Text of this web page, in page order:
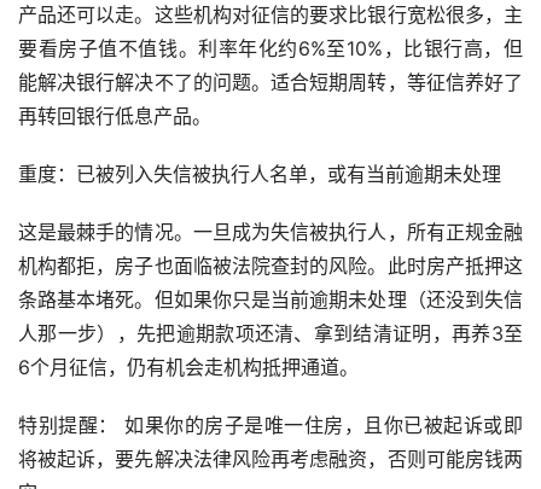
产品还可以走。这些机构对征信的要求比银行宽松很多，主
要看房子值不值钱。利率年化约6%至10%，比银行高，但
能解决银行解决不了的问题。适合短期周转，等征信养好了
再转回银行低息产品。
重度：已被列入失信被执行人名单，或有当前逾期未处理
这是最棘手的情况。一旦成为失信被执行人，所有正规金融
机构都拒，房子也面临被法院查封的风险。此时房产抵押这
条路基本堵死。但如果你只是当前逾期未处理（还没到失信
人那一步），先把逾期款项还清、拿到结清证明，再养3至
6个月征信，仍有机会走机构抵押通道。
特别提醒： 如果你的房子是唯一住房，且你已被起诉或即
将被起诉，要先解决法律风险再考虑融资，否则可能房钱两